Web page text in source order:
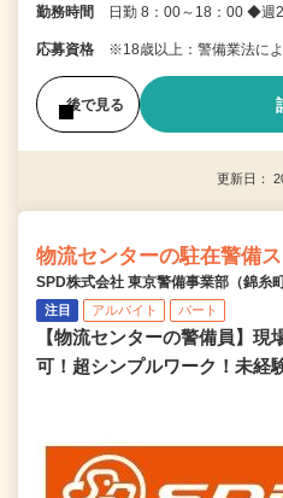
勤務時間 日勤 8：00～18：00 ◆週2
応募資格 ※18歳以上：警備業法によ
後で見る
更新日：
物流センターの駐在警備
SPD株式会社 東京警備事業部（錦糸
注目 アルバイト パート
【物流センターの警備員】
可！超シンプルワーク！未経